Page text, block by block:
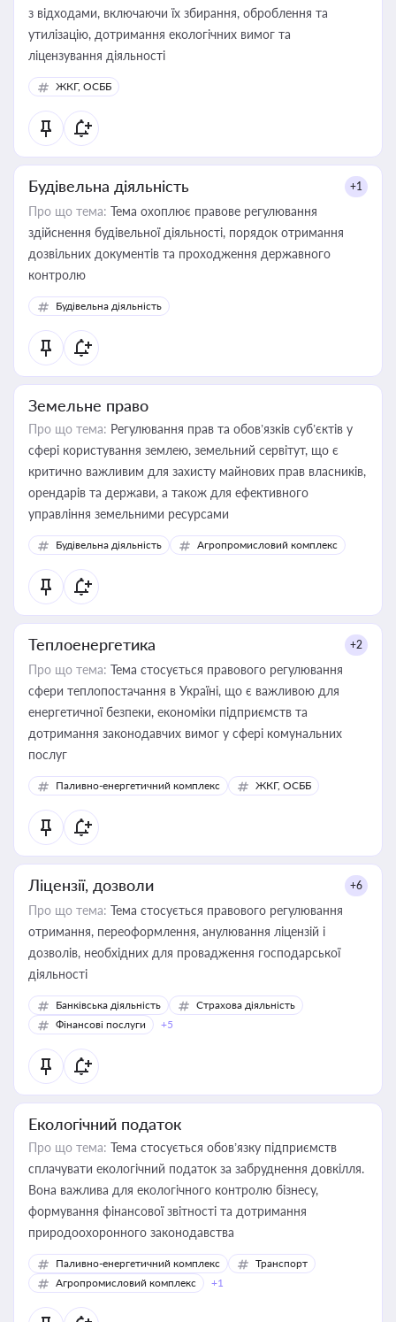
з відходами, включаючи їх збирання, оброблення та
утилізацію, дотримання екологічних вимог та
ліцензування діяльності
ЖКГ, ОСББ
Будівельна діяльність +1
Про що тема: Тема охоплює правове регулювання
здійснення будівельної діяльності, порядок отримання
дозвільних документів та проходження державного
контролю
Будівельна діяльність
Земельне право
Про що тема: Регулювання прав та обов’язків суб’єктів у
сфері користування землею, земельний сервітут, що є
критично важливим для захисту майнових прав власників,
орендарів та держави, а також для ефективного
управління земельними ресурсами
Будівельна діяльність Агропромисловий комплекс
Теплоенергетика +2
Про що тема: Тема стосується правового регулювання
сфери теплопостачання в Україні, що є важливою для
енергетичної безпеки, економіки підприємств та
дотримання законодавчих вимог у сфері комунальних
послуг
Паливно-енергетичний комплекс ЖКГ, ОСББ
Ліцензії, дозволи +6
Про що тема: Тема стосується правового регулювання
отримання, переоформлення, анулювання ліцензій і
дозволів, необхідних для провадження господарської
діяльності
Банківська діяльність
Страхова діяльність
Фінансові послуги
+5
Екологічний податок
Про що тема: Тема стосується обов’язку підприємств
сплачувати екологічний податок за забруднення довкілля.
Вона важлива для екологічного контролю бізнесу,
формування фінансової звітності та дотримання
природоохоронного законодавства
Паливно-енергетичний комплекс
Транспорт
Агропромисловий комплекс
+1